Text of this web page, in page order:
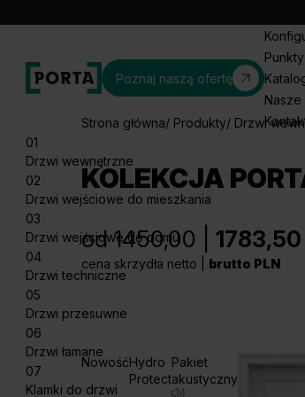
Poznaj naszą ofertę
Nasze
01
Drzwi wewnętrzne
02
Drzwi wejściowe do mieszkania
03
Drzwi wejściowe do domu
04
Drzwi techniczne
05
Drzwi przesuwne
06
Drzwi łamane
07
Klamki do drzwi
Strona główna Produkty Drzwi
KOLEKCJA
od 1450,00 | 1783,50
cena skrzydła netto | brutto PLN
NowośćHydro
Protect
Pakiet
akustyczny